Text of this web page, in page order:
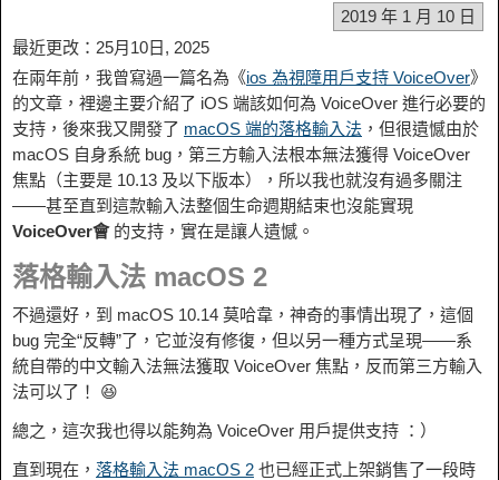
2019 年 1 月 10 日
最近更改：25月10日, 2025
在兩年前，我曾寫過一篇名為《ios 為視障用戶支持 VoiceOver》
的文章，裡邊主要介紹了 iOS 端該如何為 VoiceOver 進行必要的
支持，後來我又開發了 macOS 端的落格輸入法 ，但很遺憾由於
macOS 自身系統 bug，第三方輸入法根本無法獲得 VoiceOver
焦點（主要是 10.13 及以下版本），所以我也就沒有過多關注
——甚至直到這款輸入法整個生命週期結束也沒能實現
VoiceOver會的支持，實在是讓人遺憾。
落格輸入法 macOS 2
不過還好，到 macOS 10.14 莫哈韋，神奇的事情出現了，這個
bug 完全“反轉”了，它並沒有修復，但以另一種方式呈現——系
統自帶的中文輸入法無法獲取 VoiceOver 焦點，反而第三方輸入
法可以了！ 😆
總之，這次我也得以能夠為 VoiceOver 用戶提供支持 ：）
直到現在， 落格輸入法 macOS 2 也已經正式上架銷售了一段時